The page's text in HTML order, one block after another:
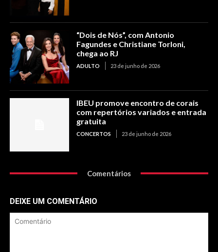
“Dois de Nós”, com Antonio
Fagundes e Christiane Torloni,
chega ao RJ
ADULTO 23 de junho de 2026
IBEU promove encontro de corais
com repertórios variados e entrada
gratuita
CONCERTOS 23 de junho de 2026
Comentários
DEIXE UM COMENTÁRIO